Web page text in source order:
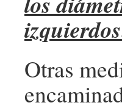
Otras